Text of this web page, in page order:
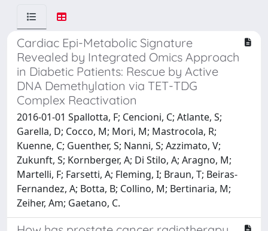
Cardiac Epi-Metabolic Signature
Revealed by Integrated Omics Approach
in Diabetic Patients: Rescue by Active
DNA Demethylation via TET-TDG
Complex Reactivation
2016-01-01 Spallotta, F; Cencioni, C; Atlante, S;
Garella, D; Cocco, M; Mori, M; Mastrocola, R;
Kuenne, C; Guenther, S; Nanni, S; Azzimato, V;
Zukunft, S; Kornberger, A; Di Stilo, A; Aragno, M;
Martelli, F; Farsetti, A; Fleming, I; Braun, T; Beiras-
Fernandez, A; Botta, B; Collino, M; Bertinaria, M;
Zeiher, Am; Gaetano, C.